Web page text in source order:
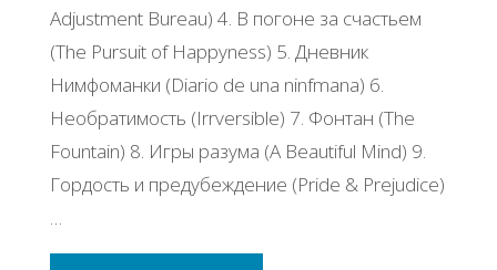
Adjustment Bureau) 4. В погоне за счастьем
(The Pursuit of Happyness) 5. Дневник
Нимфоманки (Diario de una ninfmana) 6.
Необратимость (Irrversible) 7. Фонтан (The
Fountain) 8. Игры разума (A Beautiful Mind) 9.
Гордость и предубеждение (Pride & Prejudice)
…